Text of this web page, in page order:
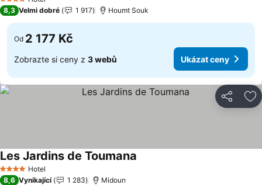
4 Počet hvězdiček
8,3 Velmi dobré 1 917 Houmt Souk
Od 2 177 Kč
Zobrazte si ceny z 3 webů Ukázat ceny
Sdílet
4 Počet hvězdiček
Hotel
Les Jardins de Toumana
8,6 Vynikající 1 283 Midoun